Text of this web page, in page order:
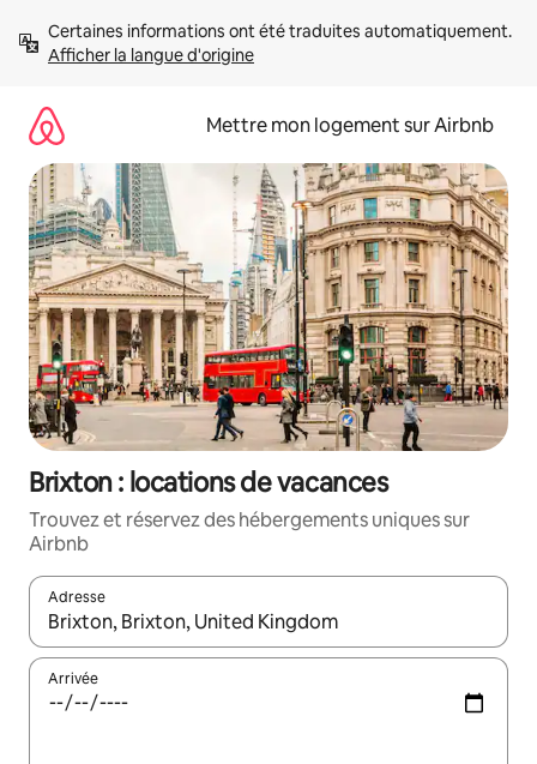
directement
Afficher la langue d'origine
Mettre mon logement sur Airbnb
Brixton : locations de vacances
Trouvez et réservez des hébergements uniques sur
Airbnb
Adresse
Lorsque les résultats s'affichent, utilisez les flèches vers le
Arrivée